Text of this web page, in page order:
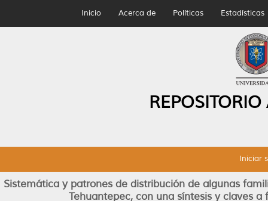
Inicio Acerca de Políticas Estadísticas
Iniciar
Sistemática y patrones de distribución de algunas
Tehuantepec, con una síntesis y claves